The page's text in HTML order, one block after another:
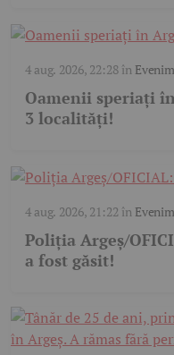
4 aug. 2026, 22:28în
Oamenii speriați
3 localități!
4 aug. 2026, 21:22 în
Poliția Argeș/
a fost găsit!